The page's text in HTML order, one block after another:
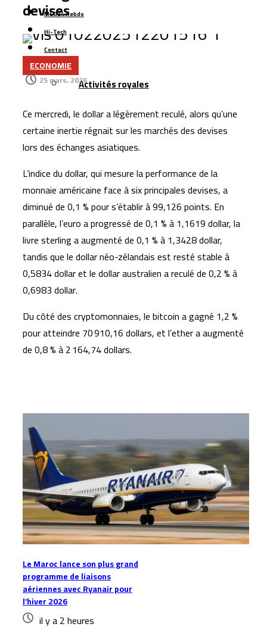
Les ventes de voitures dépassent 152.000 unités au
Maroc, portées par les modèles électriques et les
marques chinoises
Le Maroc se classe 106ᵉ au monde dans l’indice
mondial de résidence 2026
Un rapport espagnol met en lumière les capacités des
satellites marocains près du détroit de Gibraltar
CNSS lance une réforme stratégique de son système
MCG24 Hebdo
Hi-Tech
Contact
Plus
Activités royales
devises
ECONOMIE
25 mars، 2026
Ce mercredi, le dollar a légèrement reculé, alors qu’une
certaine inertie régnait sur les marchés des devises
lors des échanges asiatiques.
L’indice du dollar, qui mesure la performance de la
monnaie américaine face à six principales devises, a
diminué de 0,1 % pour s’établir à 99,126 points. En
parallèle, l’euro a progressé de 0,1 % à 1,1619 dollar, la
livre sterling a augmenté de 0,1 % à 1,3428 dollar,
tandis que le dollar néo-zélandais est resté stable à
0,5834 dollar et le dollar australien a reculé de 0,2 % à
0,6983 dollar.
Du côté des cryptomonnaies, le bitcoin a gagné 1,2 %
pour atteindre 70 910,16 dollars, et l’ether a augmenté
de 0,8 % à 2 164,74 dollars.
Le Maroc lance son plus grand
programme de liaisons
aériennes avec Ryanair pour
l’hiver 2026
il y a 2 heures